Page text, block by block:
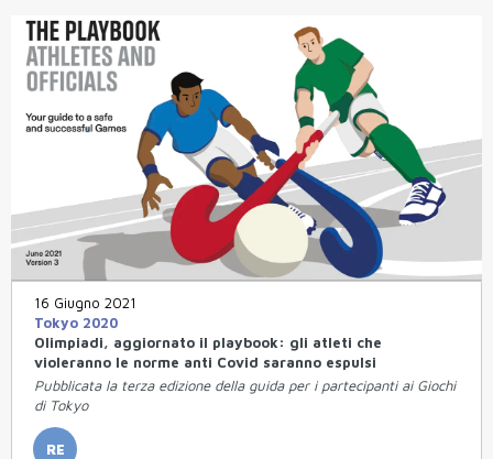
16 Giugno 2021
Tokyo 2020
Olimpiadi, aggiornato il playbook: gli atleti che
violeranno le norme anti Covid saranno espulsi
Pubblicata la terza edizione della guida per i partecipanti ai Giochi
di Tokyo
RE